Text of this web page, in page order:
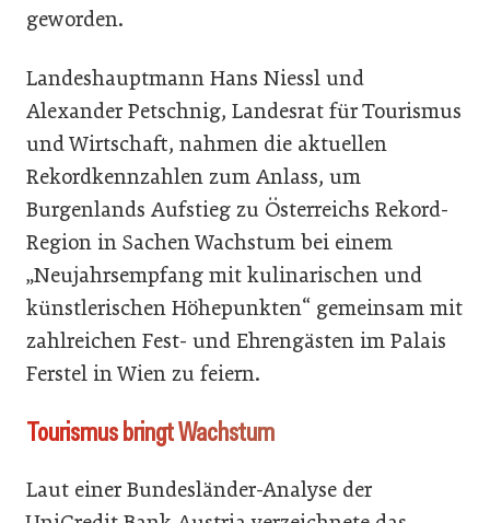
geworden.
Landeshauptmann Hans Niessl und
Alexander Petschnig, Landesrat für Tourismus
und Wirtschaft, nahmen die aktuellen
Rekordkennzahlen zum Anlass, um
Burgenlands Aufstieg zu Österreichs Rekord-
Region in Sachen Wachstum bei einem
„Neujahrsempfang mit kulinarischen und
künstlerischen Höhepunkten“ gemeinsam mit
zahlreichen Fest- und Ehrengästen im Palais
Ferstel in Wien zu feiern.
Tourismus bringt Wachstum
Laut einer Bundesländer-Analyse der